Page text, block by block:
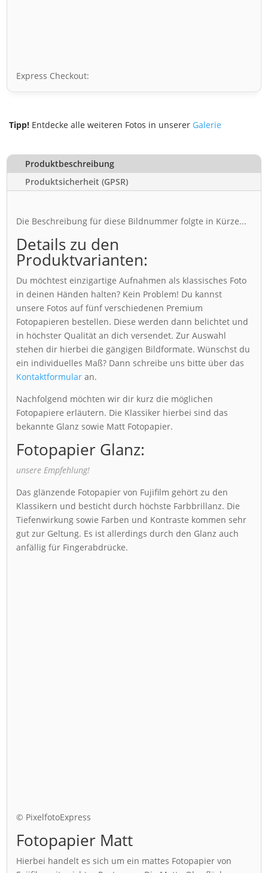
Express Checkout:
Tipp! Entdecke alle weiteren Fotos in unserer Galerie
Produktbeschreibung
Produktsicherheit (GPSR)
Die Beschreibung für diese Bildnummer folgte in Kürze...
Details zu den
Produktvarianten:
Du möchtest einzigartige Aufnahmen als klassisches Foto
in deinen Händen halten? Kein Problem! Du kannst
unsere Fotos auf fünf verschiedenen Premium
Fotopapieren bestellen. Diese werden dann belichtet und
in höchster Qualität an dich versendet. Zur Auswahl
stehen dir hierbei die gängigen Bildformate. Wünschst du
ein individuelles Maß? Dann schreibe uns bitte über das
Kontaktformular an.
Nachfolgend möchten wir dir kurz die möglichen
Fotopapiere erläutern. Die Klassiker hierbei sind das
bekannte Glanz sowie Matt Fotopapier.
Fotopapier Glanz:
unsere Empfehlung!
Das glänzende Fotopapier von Fujifilm gehört zu den
Klassikern und besticht durch höchste Farbbrillanz. Die
Tiefenwirkung sowie Farben und Kontraste kommen sehr
gut zur Geltung. Es ist allerdings durch den Glanz auch
anfällig für Fingerabdrücke.
© PixelfotoExpress
Fotopapier Matt
Hierbei handelt es sich um ein mattes Fotopapier von